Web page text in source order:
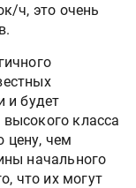
ч, это очень
и будет
класса
чем
начального
что их могут